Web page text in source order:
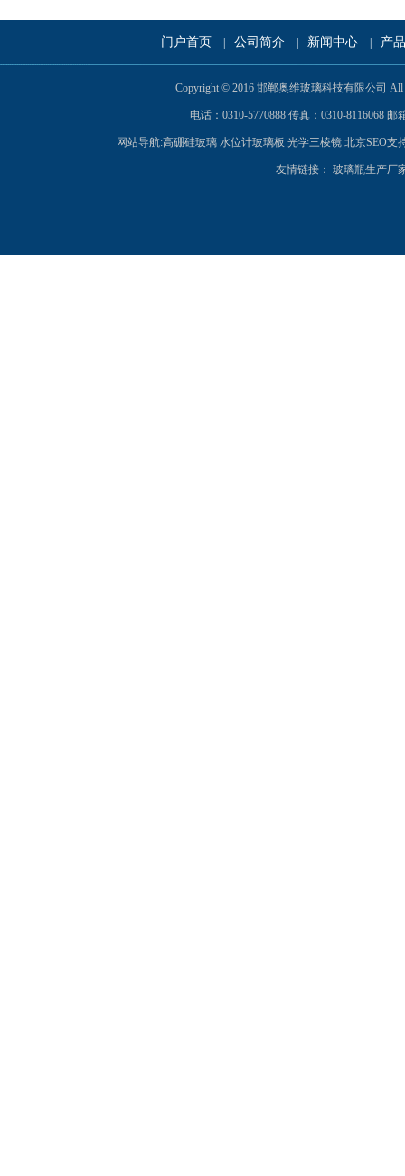
门户首页 公司简介 新闻中心 产
Copyright © 2016 邯郸奥维玻璃科技有限公司
电话：0310-5770888 传真：0310-8116068 邮
网站导航:高硼硅玻璃 水位计玻璃板 光学三棱镜 北京SEO支
友情链接：玻璃瓶生产厂